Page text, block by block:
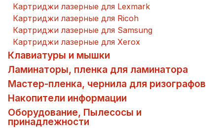
Картриджи лазерные для Lexmark
Картриджи лазерные для Ricoh
Картриджи лазерные для Samsung
Картриджи лазерные для Xerox
Клавиатуры и мышки
Ламинаторы, пленка для ламинатора
Мастер-пленка, чернила для ризографов
Накопители информации
Оборудование, Пылесосы и
принадлежности